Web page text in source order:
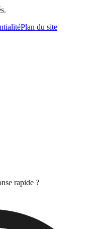
Plan du site
rapide ?